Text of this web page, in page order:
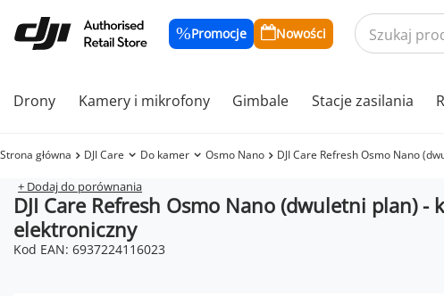
Promocje Nowości
Drony Kamery i mikrofony Gimbale Stacje zasilania
Strona główna DJI Care Do kamer Osmo Nano DJI Care Refresh Osmo Nano
+ Dodaj do porównania
DJI Care Refresh Osmo Nano (dwuletni plan) -
elektroniczny
Kod EAN: 6937224116023